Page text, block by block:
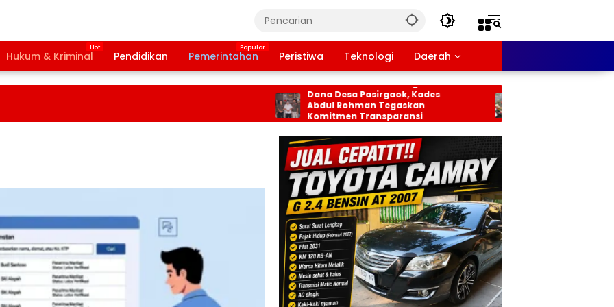
Hukum & Kriminal Pendidikan Pemerintahan Peristiwa Teknologi Daerah
LSM Trinusa Monitoring
Dana Desa Pasirgaok, Kades
Abdul Rohman Tegaskan
Komitmen Transparansi
Pemdes Rancabungur
Bersama Kecamatan
Percantik Perbatasan
Ciampea, Cat Pagar Merah